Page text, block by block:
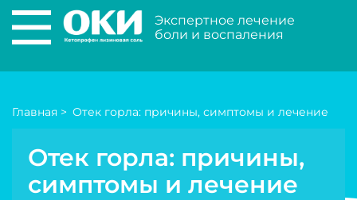
Экспертное лечение
боли и воспаления
Главная > Отек горла: причины, симптомы и лечение
Отек горла: причины,
симптомы и лечение